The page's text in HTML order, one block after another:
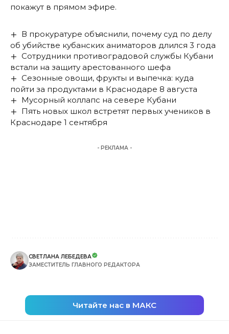
покажут в прямом эфире.
В прокуратуре объяснили, почему суд по делу
об убийстве кубанских аниматоров длился 3 года
Сотрудники противоградовой службы Кубани
встали на защиту арестованного шефа
Сезонные овощи, фрукты и выпечка: куда
пойти за продуктами в Краснодаре 8 августа
Мусорный коллапс на севере Кубани
Пять новых школ встретят первых учеников в
Краснодаре 1 сентября
- РЕКЛАМА -
СВЕТЛАНА ЛЕБЕДЕВА
ЗАМЕСТИТЕЛЬ ГЛАВНОГО РЕДАКТОРА
Читайте нас в МАКС